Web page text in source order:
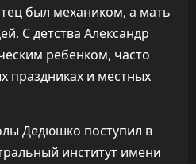
был механиком, а мать
С детства Александр
ребенком, часто
праздниках и местных
Дедюшко поступил в
институт имени